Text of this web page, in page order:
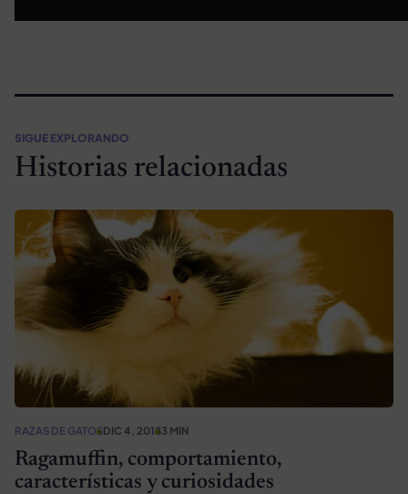
SIGUE EXPLORANDO
Historias relacionadas
RAZAS DE GATOSDIC 4, 20183 MIN
Ragamuffin, comportamiento,
características y curiosidades